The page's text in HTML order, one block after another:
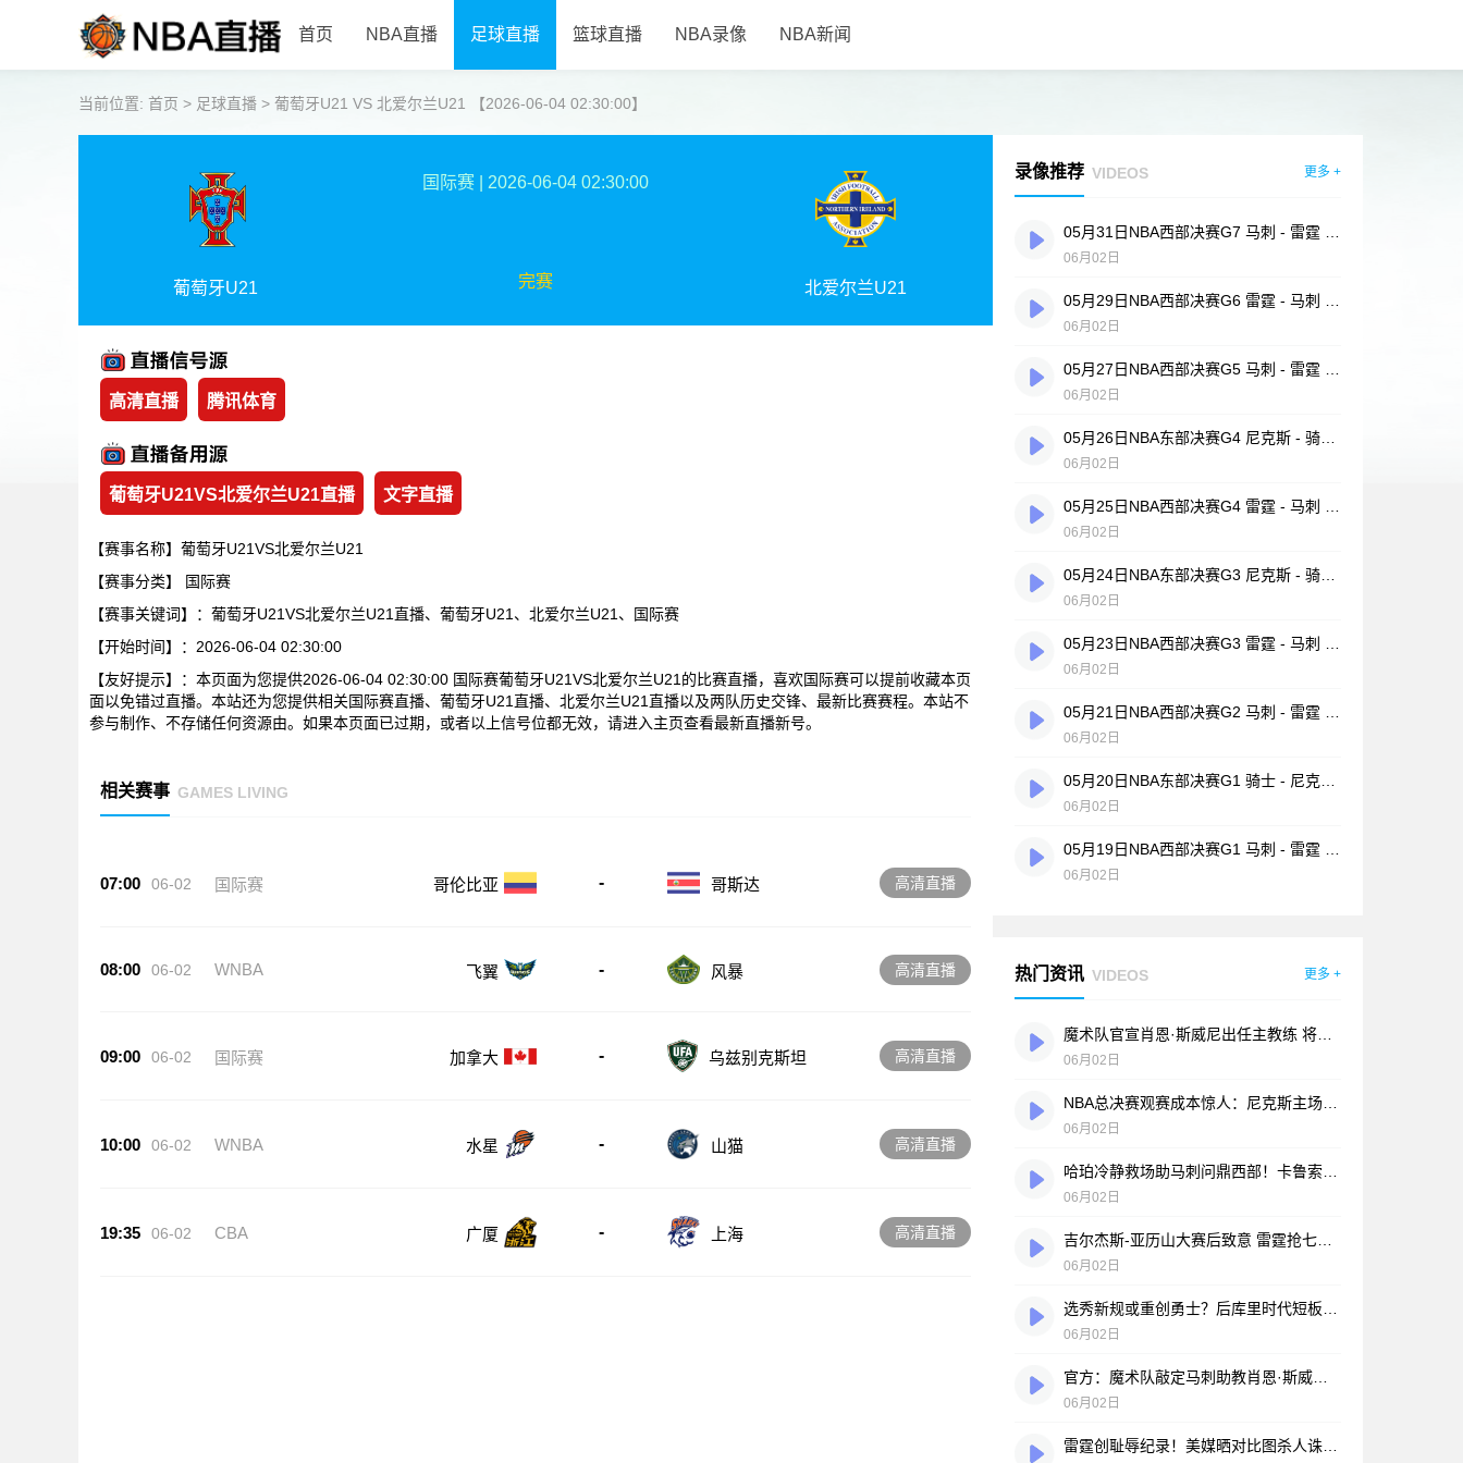
首页 NBA直播 足球直播 篮球直播 NBA录像 NBA新闻
当前位置: 首页 > 足球直播 > 葡萄牙U21 VS 北爱尔兰U21 【2026-06-04 02:30:00】
葡萄牙U21
国际赛 2026-06-04 02:30:00
完赛 北爱尔兰U21
高清直播 腾讯体育
葡萄牙U21VS北爱尔兰U21直播 文字直播
【赛事名称】葡萄牙U21VS北爱尔兰U21
【赛事分类】
国际赛
【赛事关键词】：葡萄牙U21VS北爱尔兰U21直播、葡萄牙U21、北爱尔兰U21、国际赛
【开始时间】：2026-06-04 02:30:00
【友好提示】：本页面为您提供2026-06-04 02:30:00 国际赛葡萄牙U21VS北爱尔兰U21的比赛直播，喜欢国际赛可以提前收藏本页
面以免错过直播。本站还为您提供相关国际赛直播、葡萄牙U21直播、北爱尔兰U21直播以及两队历史交锋、最新比赛赛程。本站不
参与制作、不存储任何资源由。如果本页面已过期，或者以上信号位都无效，请进入主页查看最新直播新号。
相关赛事 GAMES LIVING
07:00 06-02 国际赛 哥伦比亚 - 哥斯达 高清直播
08:00 06-02 WNBA 飞翼 - 风暴 高清直播
09:00 06-02 国际赛 加拿大 - 乌兹别克斯坦 高清直播
10:00 06-02 WNBA 水星 - 山猫 高清直播
19:35 06-02 CBA 广厦 - 上海 高清直播
录像推荐 VIDEOS 更多 +
06月02日
06月02日
06月02日
06月02日
06月02日
06月02日
06月02日
06月02日
06月02日
06月02日
热门资讯 VIDEOS 更多 +
06月02日
06月02日
06月02日
06月02日
06月02日
06月02日